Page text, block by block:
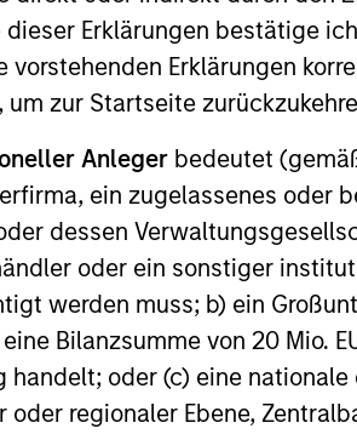
dieser Erklärungen bestätige
vorstehenden Erklärungen
um zur Startseite
Anleger bedeutet
ein zugelassenes oder
dessen
oder ein sonstiger
werden muss; b) ein
Bilanzsumme von 20 Mio.
handelt; oder (c) eine
oder regionaler Ebene,
werden auf
Index-Daten stammen von
Performanceangaben und